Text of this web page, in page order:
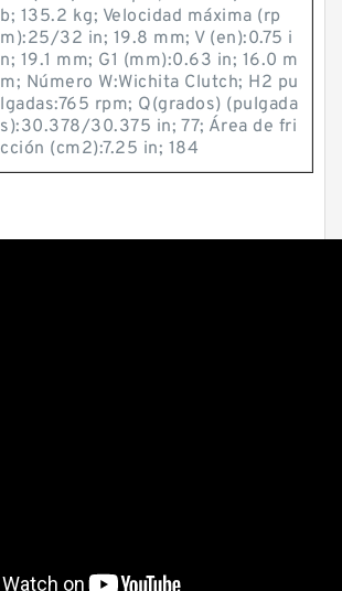
b; 135.2 kg; Velocidad máxima (rp
m):25/32 in; 19.8 mm; V (en):0.75 i
n; 19.1 mm; G1 (mm):0.63 in; 16.0 m
m; Número W:Wichita Clutch; H2 pu
lgadas:765 rpm; Q(grados) (pulgada
s):30.378/30.375 in; 77; Área de fri
cción (cm2):7.25 in; 184